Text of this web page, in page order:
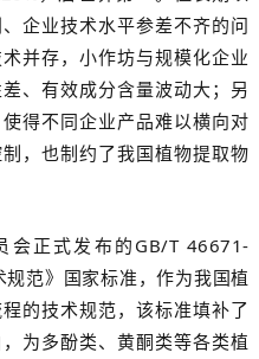
企业技术水平参差不齐的问
并存，小作坊与规模化企业
、有效成分含量波动大；另
得不同企业产品难以横向对
，也制约了我国植物提取物
正式发布的GB/T 46671-
范》国家标准，作为我国植
的技术规范，该标准填补了
为多酚类、黄酮类等各类植